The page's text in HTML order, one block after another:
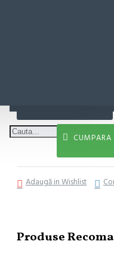
CUMPARA
Adaugă in Wishlist
Produse